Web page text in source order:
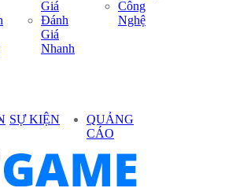
Giá
Đánh
Giá
Nhanh
Công
Nghệ
SỰ KIỆN
QUẢNG
CÁO